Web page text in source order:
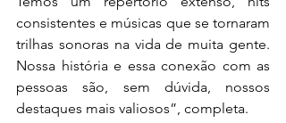
consistentes e músicas que se tornaram
trilhas sonoras na vida de muita gente.
Nossa história e essa conexão com as
pessoas são, sem dúvida, nossos
destaques mais valiosos”, completa.